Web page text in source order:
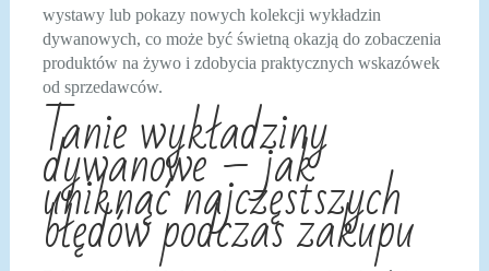
wystawy lub pokazy nowych kolekcji wykładzin
dywanowych, co może być świetną okazją do zobaczenia
produktów na żywo i zdobycia praktycznych wskazówek
od sprzedawców.
Tanie wykładziny
dywanowe – jak
uniknąć najczęstszych
błędów podczas zakupu